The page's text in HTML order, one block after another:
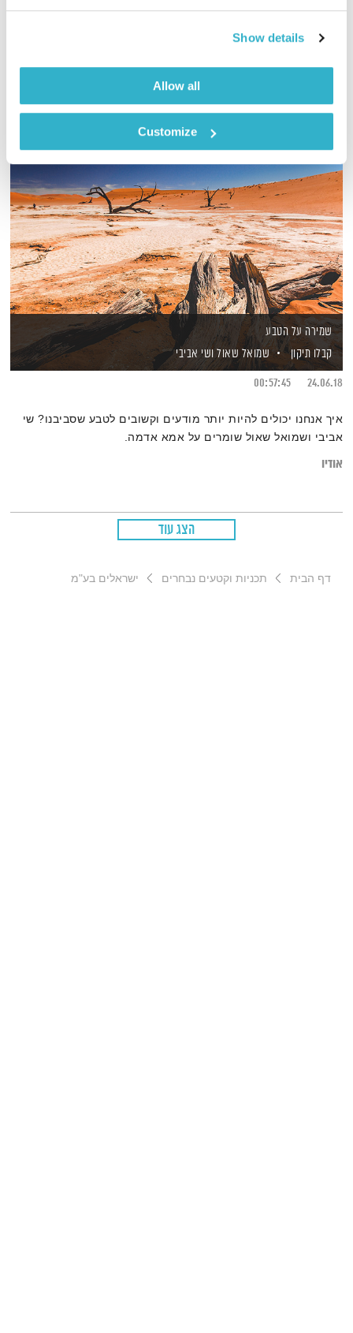
Show details
Allow all
Customize
שמירה על הטבע
קבלו תיקון
שמואל שאולושי אביבי
24.06.18
00:57:45
איך אנחנו יכולים להיות יותר מודעים וקשובים לטבע שסביבנו? שי
אביבי ושמואל שאול שומרים על אמא אדמה.
אודיו
הצג עוד
דף הבית תכניות וקטעים נבחרים ישראלים בע"מ